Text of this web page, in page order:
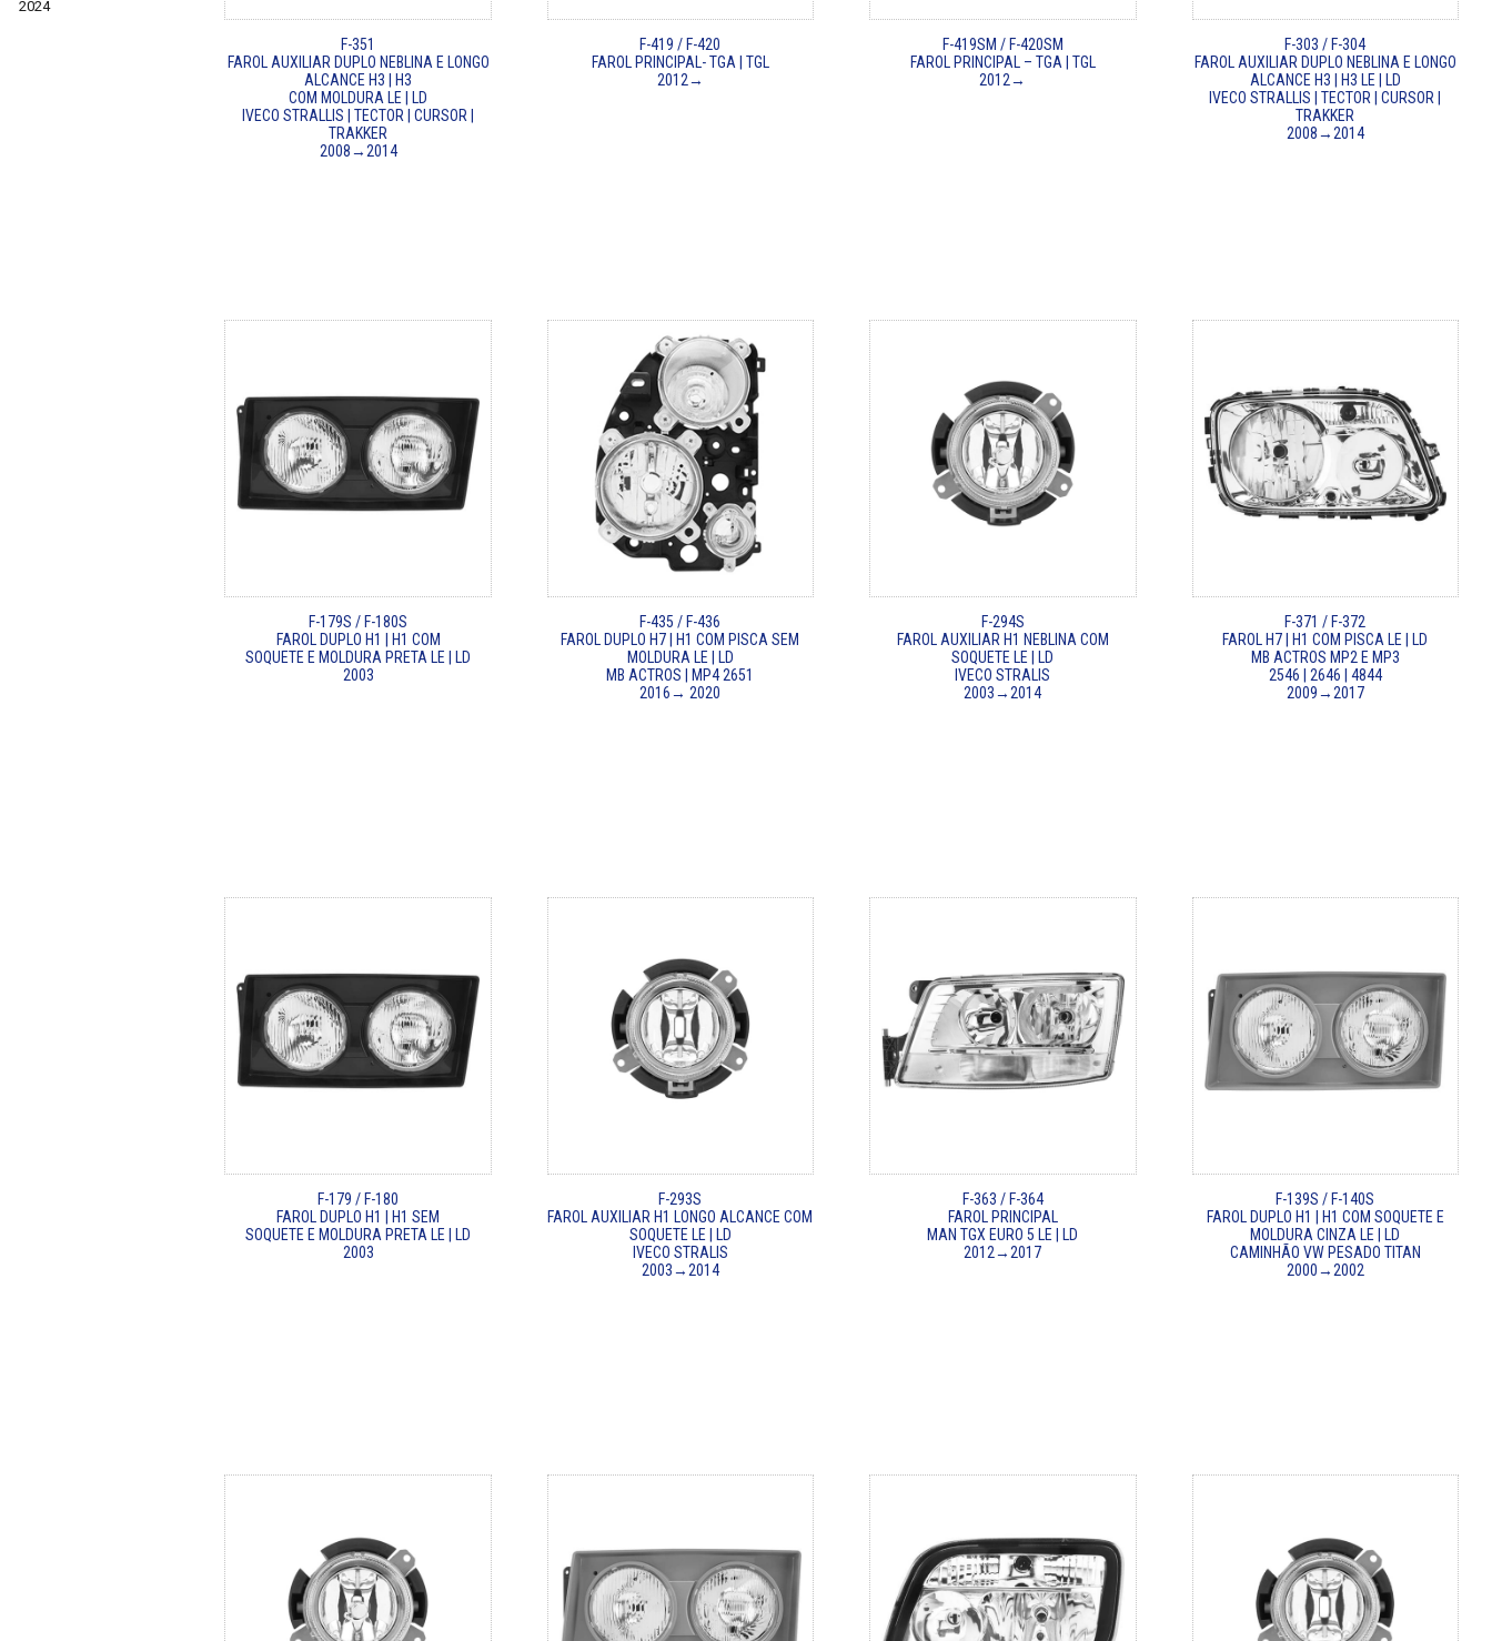
2024
F-351
FAROL AUXILIAR DUPLO NEBLINA E LONGO
ALCANCE H3 | H3
COM MOLDURA LE | LD
IVECO STRALLIS | TECTOR | CURSOR |
TRAKKER
2008→2014
F-419 / F-420
FAROL PRINCIPAL- TGA | TGL
2012→
F-419SM / F-420SM
FAROL PRINCIPAL – TGA | TGL
2012→
F-303 / F-304
FAROL AUXILIAR DUPLO NEBLINA E LONGO
ALCANCE H3 | H3 LE | LD
IVECO STRALLIS | TECTOR | CURSOR |
TRAKKER
2008→2014
F-179S / F-180S
FAROL DUPLO H1 | H1 COM
SOQUETE E MOLDURA PRETA LE | LD
2003
F-435 / F-436
FAROL DUPLO H7 | H1 COM PISCA SEM
MOLDURA LE | LD
MB ACTROS | MP4 2651
2016→ 2020
F-294S
FAROL AUXILIAR H1 NEBLINA COM
SOQUETE LE | LD
IVECO STRALIS
2003→2014
F-371 / F-372
FAROL H7 | H1 COM PISCA LE | LD
MB ACTROS MP2 E MP3
2546 | 2646 | 4844
2009→2017
F-179 / F-180
FAROL DUPLO H1 | H1 SEM
SOQUETE E MOLDURA PRETA LE | LD
2003
F-293S
FAROL AUXILIAR H1 LONGO ALCANCE COM
SOQUETE LE | LD
IVECO STRALIS
2003→2014
F-363 / F-364
FAROL PRINCIPAL
MAN TGX EURO 5 LE | LD
2012→2017
F-139S / F-140S
FAROL DUPLO H1 | H1 COM SOQUETE E
MOLDURA CINZA LE | LD
CAMINHÃO VW PESADO TITAN
2000→2002